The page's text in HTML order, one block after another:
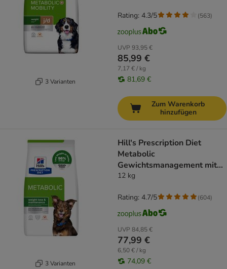
3 Varianten
UVP 93,95 €
85,99 €
7,17 € / kg
81,69 €
Rating: 4.3/5 (563)
Zum Warenkorb
hinzufügen
3 Varianten
Hill's Prescription Diet
Metabolic
Gewichtsmanagement mit
Huhn
12 kg
UVP 84,85 €
77,99 €
6,50 € / kg
74,09 €
Rating: 4.7/5 (604)